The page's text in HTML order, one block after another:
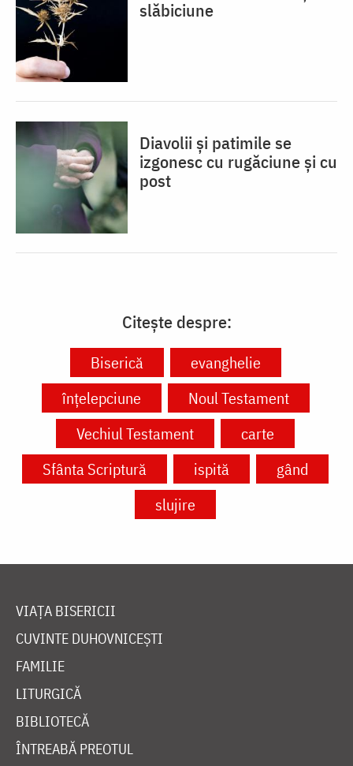
slăbiciune
Diavolii și patimile se
izgonesc cu rugăciune și cu
post
Citește despre:
Biserică
evanghelie
înțelepciune
Noul Testament
Vechiul Testament
carte
Sfânta Scriptură
ispită
gând
slujire
VIAȚA BISERICII
CUVINTE DUHOVNICEȘTI
FAMILIE
LITURGICĂ
BIBLIOTECĂ
ÎNTREABĂ PREOTUL